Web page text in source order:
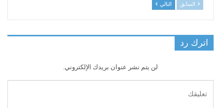
السابق التالي
اترك رد
لن يتم نشر عنوان بريدك الإلكتروني.